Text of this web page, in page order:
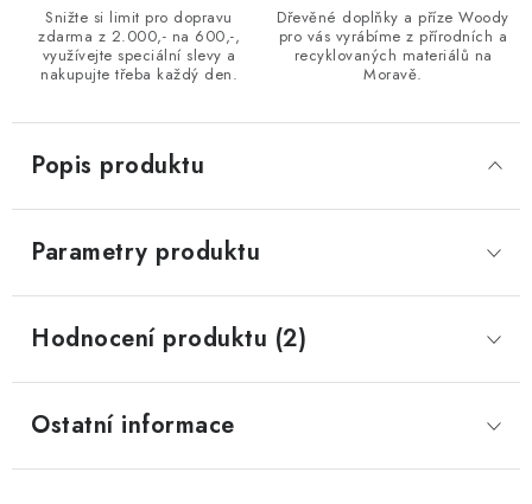
Snižte si limit pro dopravu
zdarma z 2.000,- na 600,-,
využívejte speciální slevy a
nakupujte třeba každý den.
Dřevěné doplňky a příze Woody
pro vás vyrábíme z přírodních a
recyklovaných materiálů na
Moravě.
Popis produktu
Parametry produktu
Hodnocení produktu (2)
Ostatní informace